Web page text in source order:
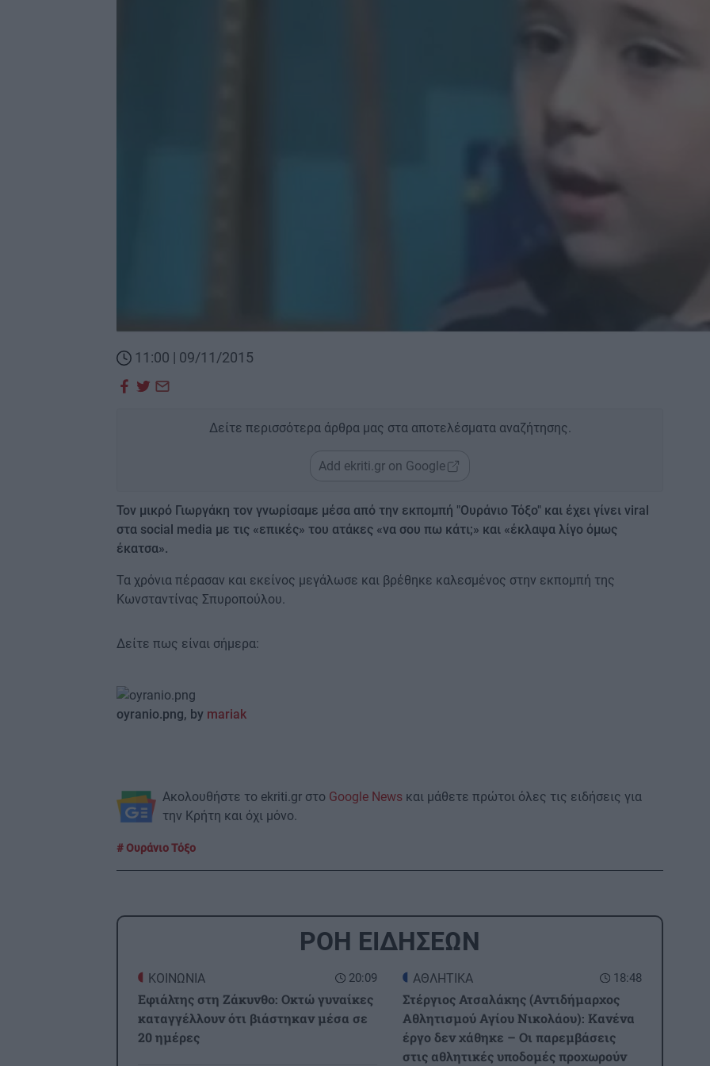
11:00 | 09/11/2015
Δείτε περισσότερα άρθρα μας στα αποτελέσματα αναζήτησης.
Add ekriti.gr on Google
Τον μικρό Γιωργάκη τον γνωρίσαμε μέσα από την εκπομπή "Ουράνιο Τόξο" και έχει γίνει viral
στα social media με τις «επικές» του ατάκες «να σου πω κάτι;» και «έκλαψα λίγο όμως
έκατσα».
Τα χρόνια πέρασαν και εκείνος μεγάλωσε και βρέθηκε καλεσμένος στην εκπομπή της
Κωνσταντίνας Σπυροπούλου.
Δείτε πως είναι σήμερα:
oyranio.png, by mariak
Ακολουθήστε το ekriti.gr στο Google News και μάθετε πρώτοι όλες τις ειδήσεις για
την Κρήτη και όχι μόνο.
Oυράνιο Τόξο
ΡΟΗ ΕΙΔΗΣΕΩΝ
20:09
ΚΟΙΝΩΝΙΑ
Εφιάλτης στη Ζάκυνθο: Οκτώ γυναίκες
καταγγέλλουν ότι βιάστηκαν μέσα σε
20 ημέρες
18:48
ΑΘΛΗΤΙΚΑ
Στέργιος Ατσαλάκης (Αντιδήμαρχος
Αθλητισμού Αγίου Νικολάου): Κανένα
έργο δεν χάθηκε – Οι παρεμβάσεις
στις αθλητικές υποδομές προχωρούν